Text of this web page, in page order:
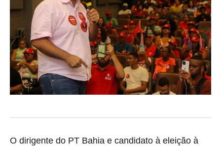
O dirigente do PT Bahia e candidato à eleição à